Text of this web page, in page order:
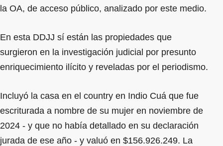
la OA, de acceso público, analizado por este medio.
En esta DDJJ sí están las propiedades que
surgieron en la investigación judicial por presunto
enriquecimiento ilícito y reveladas por el periodismo.
Incluyó la casa en el country en Indio Cuá que fue
escriturada a nombre de su mujer en noviembre de
2024 - y que no había detallado en su declaración
jurada de ese año - y valuó en $156.926.249. La